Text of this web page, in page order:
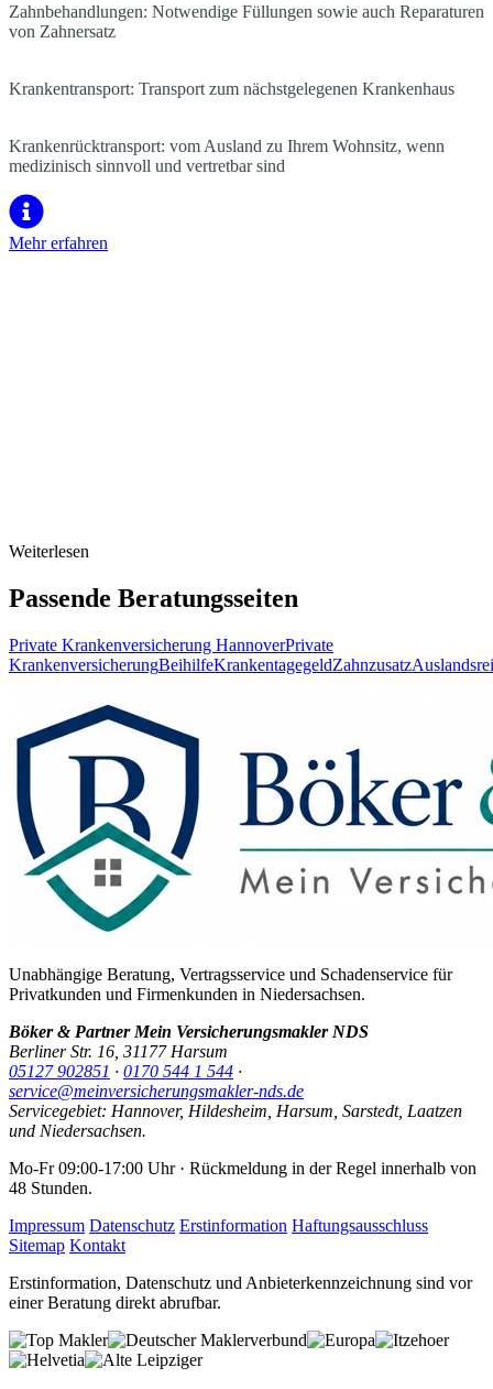
Zahnbehandlungen: Notwendige Füllungen sowie auch Reparaturen
von Zahnersatz
Krankentransport: Transport zum nächstgelegenen Krankenhaus
Krankenrücktransport: vom Ausland zu Ihrem Wohnsitz, wenn
medizinisch sinnvoll und vertretbar sind
Mehr erfahren
Weiterlesen
Passende Beratungsseiten
Private Krankenversicherung HannoverPrivate
KrankenversicherungBeihilfeKrankentagegeldZahnzusatz
Unabhängige Beratung, Vertragsservice und Schadenservice für
Privatkunden und Firmenkunden in Niedersachsen.
Böker & Partner Mein Versicherungsmakler NDS
Berliner Str. 16, 31177 Harsum
05127 902851 · 0170 544 1 544 ·
service@meinversicherungsmakler-nds.de
Servicegebiet: Hannover, Hildesheim, Harsum, Sarstedt, Laatzen
und Niedersachsen.
Mo-Fr 09:00-17:00 Uhr · Rückmeldung in der Regel innerhalb von
48 Stunden.
Impressum Datenschutz Erstinformation Haftungsausschluss
Sitemap Kontakt
Erstinformation, Datenschutz und Anbieterkennzeichnung sind vor
einer Beratung direkt abrufbar.